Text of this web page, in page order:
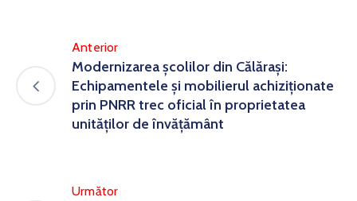
Anterior
Modernizarea școlilor din Călărași:
Echipamentele și mobilierul achiziționate
prin PNRR trec oficial în proprietatea
unităților de învățământ
Următor